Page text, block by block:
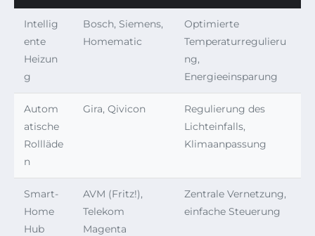
Intellig
ente
Heizun
g
Bosch, Siemens,
Homematic
Optimierte
Temperaturregulieru
ng,
Energieeinsparung
Autom
atische
Rollläde
n
Gira, Qivicon
Regulierung des
Lichteinfalls,
Klimaanpassung
Smart-
Home
Hub
AVM (Fritz!),
Telekom
Magenta
Zentrale Vernetzung,
einfache Steuerung